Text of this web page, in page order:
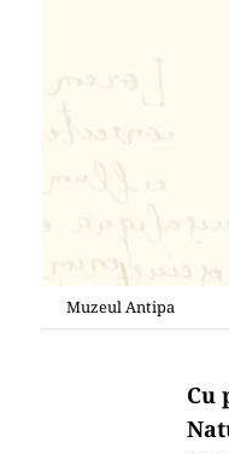
Muzeul Antipa
Cu